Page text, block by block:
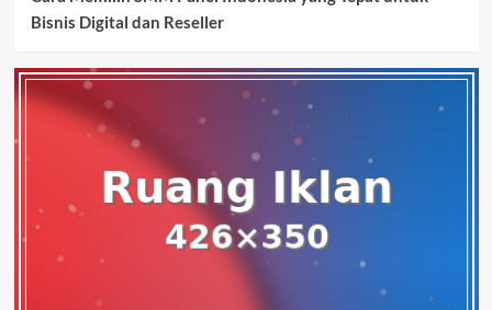
Bisnis Digital dan Reseller